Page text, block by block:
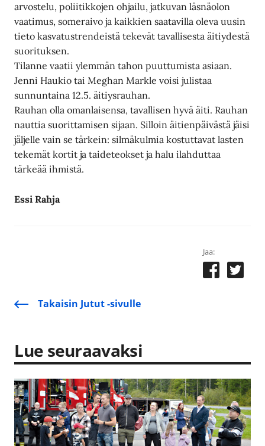
arvostelu, poliitikkojen ohjailu, jatkuvan läsnäolon
vaatimus, someraivo ja kaikkien saatavilla oleva uusin
tieto kasvatustrendeistä tekevät tavallisesta äitiydestä
suorituksen.
Tilanne vaatii ylemmän tahon puuttumista asiaan.
Jenni Haukio tai Meghan Markle voisi julistaa
sunnuntaina 12.5. äitiysrauhan.
Rauhan olla omanlaisensa, tavallisen hyvä äiti. Rauhan
nauttia suorittamisen sijaan. Silloin äitienpäivästä jäisi
jäljelle vain se tärkein: silmäkulmia kostuttavat lasten
tekemät kortit ja taideteokset ja halu ilahduttaa
tärkeää ihmistä.
Essi Rahja
Jaa:
Takaisin Jutut -sivulle
Lue seuraavaksi